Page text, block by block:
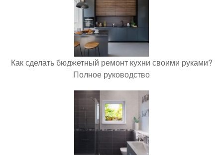
Как сделать бюджетный ремонт кухни своими руками?
Полное руководство